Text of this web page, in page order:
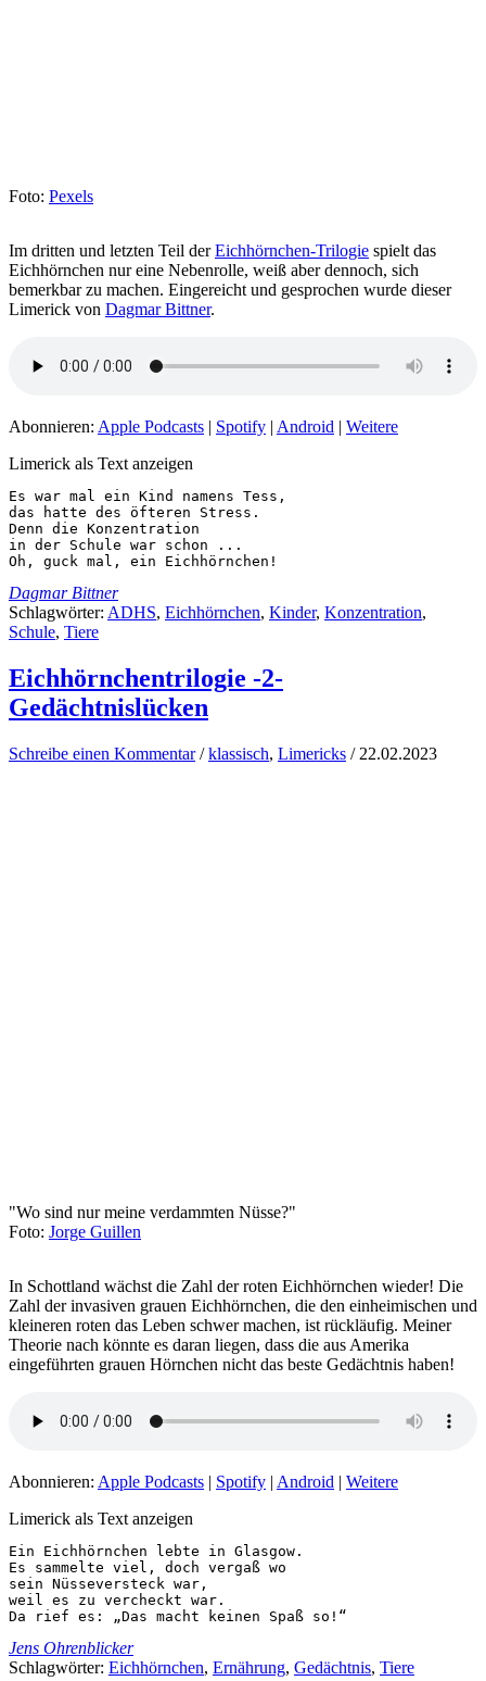
Foto: Pexels
Im dritten und letzten Teil derEichhörnchen-Trilogie spielt das
Eichhörnchen nur eine Nebenrolle, weiß aber dennoch, sich
bemerkbar zu machen. Eingereicht und gesprochen wurde dieser
Limerick von Dagmar Bittner.
Abonnieren: Apple Podcasts | Spotify | Android | Weitere
Limerick als Text anzeigen
Es war mal ein Kind namens Tess,
das hatte des öfteren Stress.
Denn die Konzentration
in der Schule war schon ...
Oh, guck mal, ein Eichhörnchen!
Dagmar Bittner
Schlagwörter: ADHS, Eichhörnchen, Kinder, Konzentration,
Schule, Tiere
Eichhörnchentrilogie -2-
Gedächtnislücken
Schreibe einen Kommentar /klassisch, Limericks / 22.02.2023
"Wo sind nur meine verdammten Nüsse?"
Foto: Jorge Guillen
In Schottland wächst die Zahl der roten Eichhörnchen wieder! Die
Zahl der invasiven grauen Eichhörnchen, die den einheimischen und
kleineren roten das Leben schwer machen, ist rückläufig. Meiner
Theorie nach könnte es daran liegen, dass die aus Amerika
eingeführten grauen Hörnchen nicht das beste Gedächtnis haben!
Abonnieren: Apple Podcasts | Spotify | Android | Weitere
Limerick als Text anzeigen
Ein Eichhörnchen lebte in Glasgow.
Es sammelte viel, doch vergaß wo
sein Nüsseversteck war,
weil es zu vercheckt war.
Da rief es: „Das macht keinen Spaß so!“
Jens Ohrenblicker
Schlagwörter: Eichhörnchen, Ernährung, Gedächtnis, Tiere